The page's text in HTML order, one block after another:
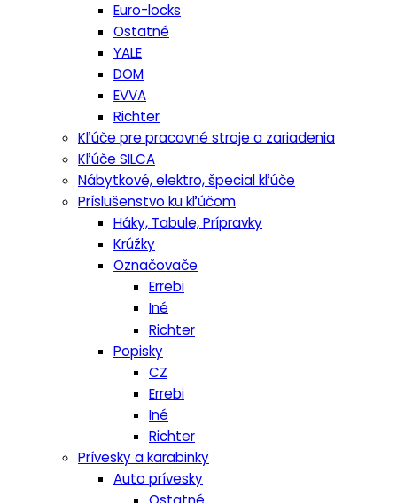
Euro-locks
Ostatné
YALE
DOM
EVVA
Richter
Kľúče pre pracovné stroje a zariadenia
Kľúče SILCA
Nábytkové, elektro, špecial kľúče
Príslušenstvo ku kľúčom
Háky, Tabule, Prípravky
Krúžky
Označovače
Errebi
Iné
Richter
Popisky
CZ
Errebi
Iné
Richter
Prívesky a karabinky
Auto prívesky